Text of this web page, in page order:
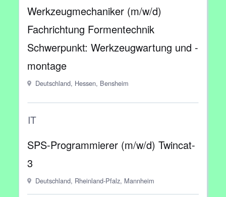
Werkzeugmechaniker (m/w/d)
Fachrichtung Formentechnik
Schwerpunkt: Werkzeugwartung und -
montage
Deutschland, Hessen, Bensheim
IT
SPS-Programmierer (m/w/d) Twincat-
3
Deutschland, Rheinland-Pfalz, Mannheim